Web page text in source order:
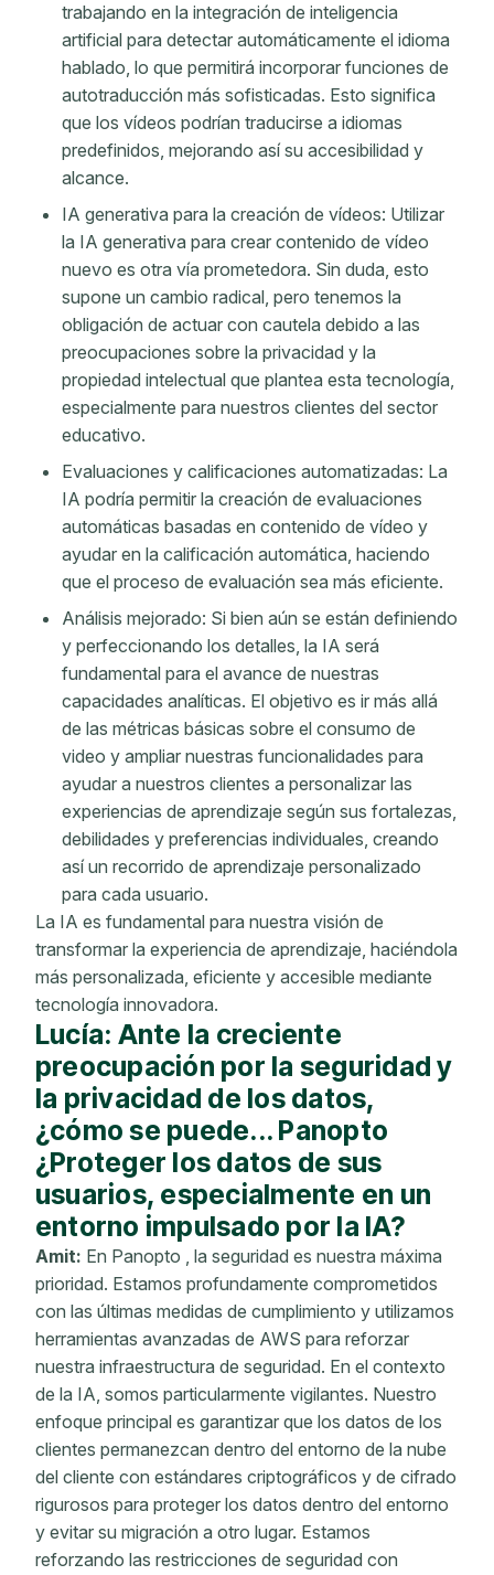
trabajando en la integración de inteligencia
artificial para detectar automáticamente el idioma
hablado, lo que permitirá incorporar funciones de
autotraducción más sofisticadas. Esto significa
que los vídeos podrían traducirse a idiomas
predefinidos, mejorando así su accesibilidad y
alcance.
IA generativa para la creación de vídeos: Utilizar
la IA generativa para crear contenido de vídeo
nuevo es otra vía prometedora. Sin duda, esto
supone un cambio radical, pero tenemos la
obligación de actuar con cautela debido a las
preocupaciones sobre la privacidad y la
propiedad intelectual que plantea esta tecnología,
especialmente para nuestros clientes del sector
educativo.
Evaluaciones y calificaciones automatizadas: La
IA podría permitir la creación de evaluaciones
automáticas basadas en contenido de vídeo y
ayudar en la calificación automática, haciendo
que el proceso de evaluación sea más eficiente.
Análisis mejorado: Si bien aún se están definiendo
y perfeccionando los detalles, la IA será
fundamental para el avance de nuestras
capacidades analíticas. El objetivo es ir más allá
de las métricas básicas sobre el consumo de
video y ampliar nuestras funcionalidades para
ayudar a nuestros clientes a personalizar las
experiencias de aprendizaje según sus fortalezas,
debilidades y preferencias individuales, creando
así un recorrido de aprendizaje personalizado
para cada usuario.
La IA es fundamental para nuestra visión de
transformar la experiencia de aprendizaje, haciéndola
más personalizada, eficiente y accesible mediante
tecnología innovadora.
Lucía: Ante la creciente
preocupación por la seguridad y
la privacidad de los datos,
¿cómo se puede... Panopto
¿Proteger los datos de sus
usuarios, especialmente en un
entorno impulsado por la IA?
Amit: En Panopto , la seguridad es nuestra máxima
prioridad. Estamos profundamente comprometidos
con las últimas medidas de cumplimiento y utilizamos
herramientas avanzadas de AWS para reforzar
nuestra infraestructura de seguridad. En el contexto
de la IA, somos particularmente vigilantes. Nuestro
enfoque principal es garantizar que los datos de los
clientes permanezcan dentro del entorno de la nube
del cliente con estándares criptográficos y de cifrado
rigurosos para proteger los datos dentro del entorno
y evitar su migración a otro lugar. Estamos
reforzando las restricciones de seguridad con